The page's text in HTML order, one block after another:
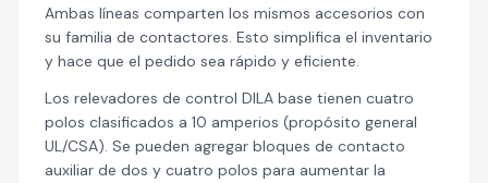
Ambas líneas comparten los mismos accesorios con
su familia de contactores. Esto simplifica el inventario
y hace que el pedido sea rápido y eficiente.
Los relevadores de control DILA base tienen cuatro
polos clasificados a 10 amperios (propósito general
UL/CSA). Se pueden agregar bloques de contacto
auxiliar de dos y cuatro polos para aumentar la